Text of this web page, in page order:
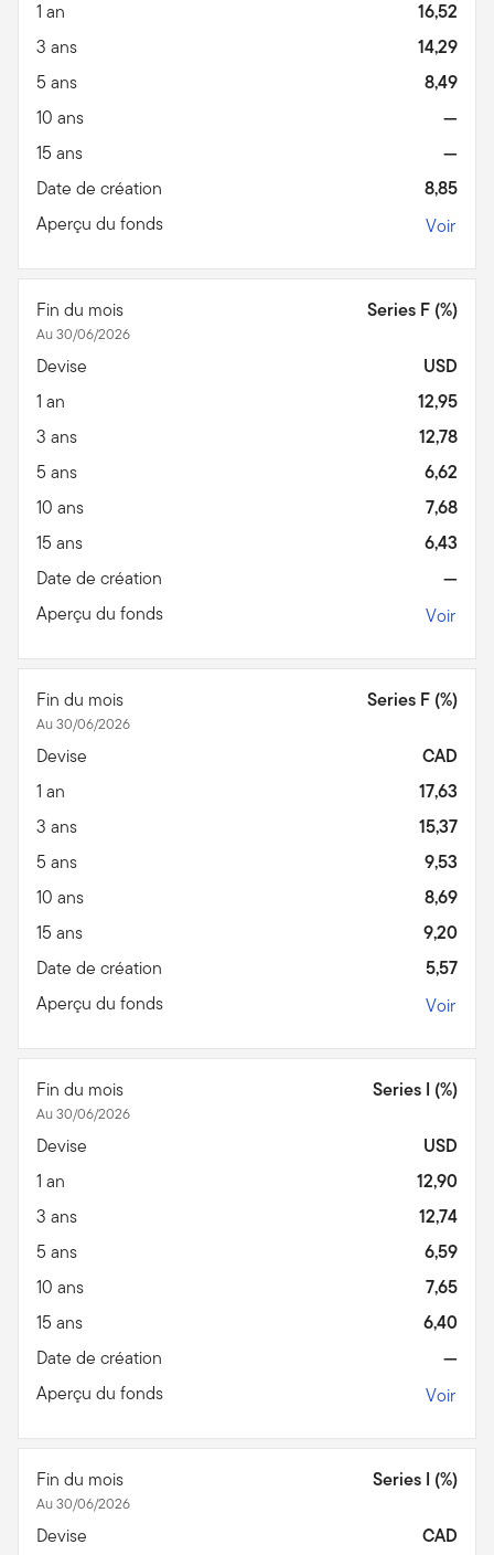
1 an
16,52
3 ans
14,29
5 ans
8,49
10 ans
—
15 ans
—
Date de création
8,85
Aperçu du fonds
Voir
Fin du mois
Au 30/06/2026
Series F (%)
Devise
USD
1 an
12,95
3 ans
12,78
5 ans
6,62
10 ans
7,68
15 ans
6,43
Date de création
—
Aperçu du fonds
Voir
Fin du mois
Au 30/06/2026
Series F (%)
Devise
CAD
1 an
17,63
3 ans
15,37
5 ans
9,53
10 ans
8,69
15 ans
9,20
Date de création
5,57
Aperçu du fonds
Voir
Fin du mois
Au 30/06/2026
Series I (%)
Devise
USD
1 an
12,90
3 ans
12,74
5 ans
6,59
10 ans
7,65
15 ans
6,40
Date de création
—
Aperçu du fonds
Voir
Fin du mois
Au 30/06/2026
Series I (%)
Devise
CAD